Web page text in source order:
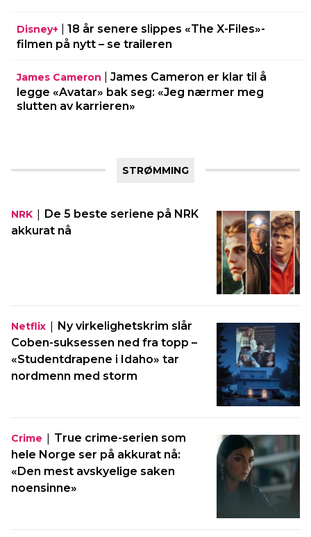
Disney+
18 år senere slippes «The X-Files»-
filmen på nytt – se traileren
James Cameron
James Cameron er klar til å
legge «Avatar» bak seg: «Jeg nærmer meg
slutten av karrieren»
STRØMMING
NRK | De 5 beste seriene på NRK
akkurat nå
Netflix | Ny virkelighetskrim slår
Coben-suksessen ned fra topp –
«Studentdrapene i Idaho» tar
nordmenn med storm
Crime | True crime-serien som
hele Norge ser på akkurat nå:
«Den mest avskyelige saken
noensinne»